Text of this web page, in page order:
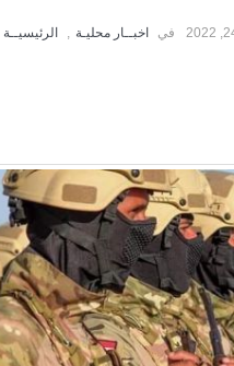
في اخبــار محليـة ,
الرئيسيــة